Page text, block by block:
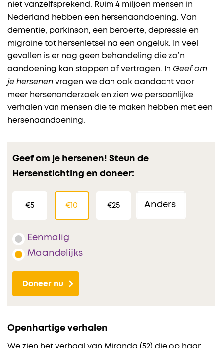
niet vanzelfsprekend. Ruim 4 miljoen mensen in
Nederland hebben een hersenaandoening. Van
dementie, parkinson, een beroerte, depressie en
migraine tot hersenletsel na een ongeluk. In veel
gevallen is er nog geen behandeling die zo’n
aandoening kan stoppen of vertragen. In Geef om
je hersenen vragen we dan ook aandacht voor
meer hersenonderzoek en zien we persoonlijke
verhalen van mensen die te maken hebben met een
hersenaandoening.
Geef om je hersenen! Steun de
Hersenstichting en doneer:
€5 €10 €25
Eenmalig
Maandelijks
Doneer nu
Openhartige verhalen
We zien het verhaal van Miranda (52) die op haar